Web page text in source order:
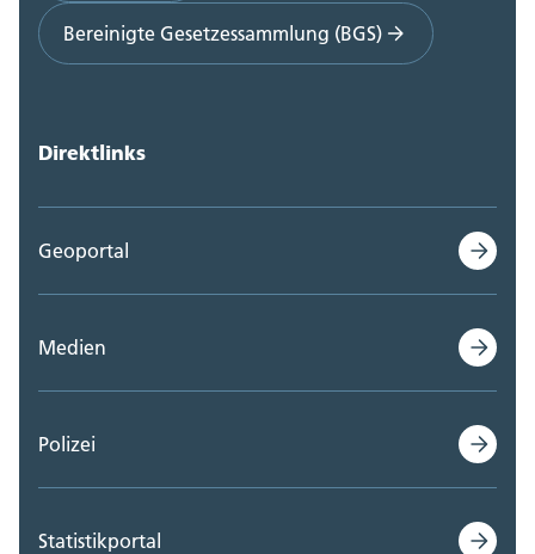
Bereinigte Gesetzessammlung (BGS)
Direktlinks
Geoportal
Medien
Polizei
Statistikportal